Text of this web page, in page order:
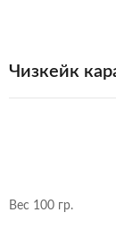
Вес 100 гр.